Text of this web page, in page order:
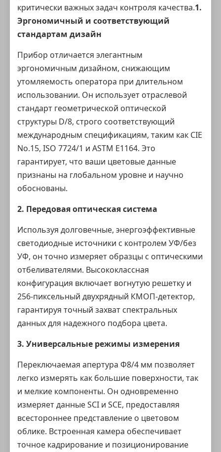
критически важных задач контроля качества.1.
Эргономичный и соответствующий
стандартам дизайн
Прибор отличается элегантным
эргономичным дизайном, снижающим
утомляемость оператора при длительном
использовании. Он использует отраслевой
стандарт геометрической оптической
структуры D/8, строго соответствующий
международным спецификациям, таким как CIE
No.15, ISO 7724/1 и ASTM E1164. Это
гарантирует, что ваши цветовые данные
признаны на глобальном уровне и научно
обоснованы.
2. Передовая оптическая система
Используя долговечные, энергоэффективные
светодиодные источники с контролем УФ/без
УФ, он точно измеряет образцы с оптическими
отбеливателями. Высококлассная
конфигурация включает вогнутую решетку и
256-пиксельный двухрядный КМОП-детектор,
гарантируя точный захват спектральных
данных для надежного подбора цвета.
3. Универсальные режимы измерения
Переключаемая апертура Φ8/4 мм позволяет
легко измерять как большие поверхности, так
и мелкие компоненты. Он одновременно
измеряет данные SCI и SCE, предоставляя
всестороннее представление о цветовом
облике. Встроенная камера обеспечивает
точное кадрирование и позиционирование